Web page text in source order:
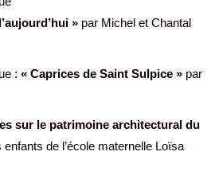
» par Michel et Chantal
: « Caprices de Saint Sulpice » par
sur le patrimoine architectural du
de l’école maternelle Loïsa